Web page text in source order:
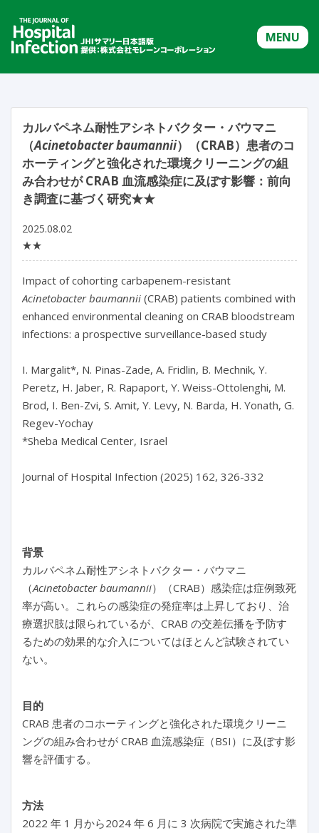
MENU
カルバペネム耐性アシネトバクター・バウマニ
（Acinetobacter baumannii）（CRAB）患者のコ
ホーティングと強化された環境クリーニングの組
み合わせが CRAB 血流感染症に及ぼす影響：前向
き調査に基づく研究★★
2025.08.02
★★
Acinetobacter baumannii (CRAB) patients combined with
enhanced environmental cleaning on CRAB bloodstream
infections: a prospective surveillance-based study
I. Margalit*, N. Pinas-Zade, A. Fridlin, B. Mechnik, Y.
Peretz, H. Jaber, R. Rapaport, Y. Weiss-Ottolenghi, M.
Brod, I. Ben-Zvi, S. Amit, Y. Levy, N. Barda, H. Yonath, G.
Regev-Yochay
*Sheba Medical Center, Israel
Journal of Hospital Infection (2025) 162, 326-332
背景
カルバペネム耐性アシネトバクター・バウマニ
（Acinetobacter baumannii）（CRAB）感染症は症例致死
率が高い。これらの感染症の発症率は上昇しており、治
療選択肢は限られているが、CRAB の交差伝播を予防す
るための効果的な介入についてはほとんど試験されてい
ない。
目的
CRAB 患者のコホーティングと強化された環境クリーニ
ングの組み合わせが CRAB 血流感染症（BSI）に及ぼす影
響を評価する。
方法
2022 年 1 月から2024 年 6 月に 3 次病院で実施された準